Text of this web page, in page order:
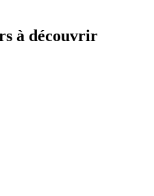
à découvrir